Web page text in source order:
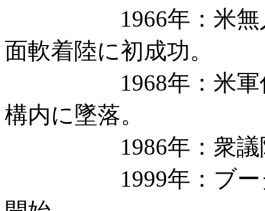
1966年：米無人探
面軟着陸に初成功。
1968年：米軍偵察
構内に墜落。
1986年：衆議院
1999年：ブータン